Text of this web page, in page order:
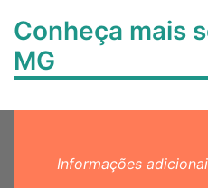
Conheça mais
MG
Informações